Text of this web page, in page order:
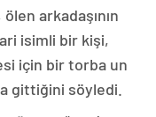
arkadaşının
isimli bir kişi,
için bir torba un
gittiğini söyledi.